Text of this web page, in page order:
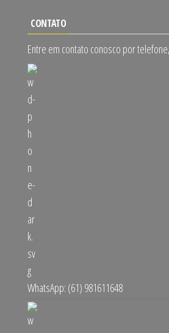
CONTATO
Entre em contato conosco por
WhatsApp: (61) 981611648